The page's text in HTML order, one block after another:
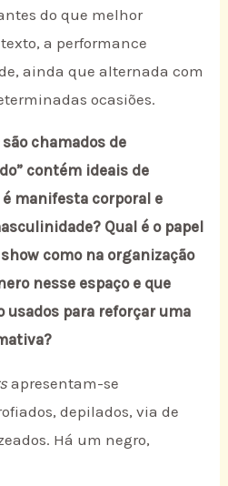
do que melhor
a performance
ainda que alternada com
ocasiões.
são chamados de
contém ideais de
manifesta corporal e
Qual é o papel
como na organização
nesse espaço e que
usados para reforçar uma
apresentam-se
depilados, via de
Há um negro,